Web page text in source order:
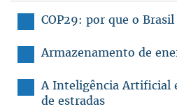
COP29: por que o
Armazenamento de
A Inteligência Artificial
de estradas